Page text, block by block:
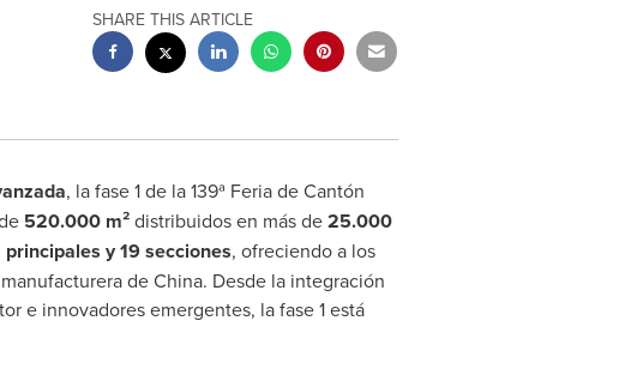
SHARE THIS ARTICLE
, la fase 1 de la 139ª Feria de Cantón
520.000 m²distribuidos en más de25.000
y 19 secciones, ofreciendo a los
de China. Desde la integración
e innovadores emergentes, la fase 1 está